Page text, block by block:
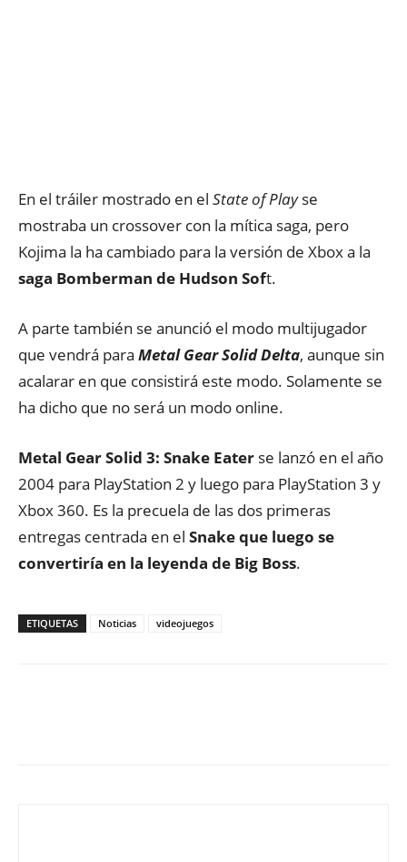
En el tráiler mostrado en el State of Playse
mostraba un crossover con la mítica saga, pero
Kojima la ha cambiado para la versión de Xbox a la
saga Bomberman de Hudson Soft.
A parte también se anunció el modo multijugador
que vendrá para Metal Gear Solid Delta, aunque sin
acalarar en que consistirá este modo. Solamente se
ha dicho que no será un modo online.
Metal Gear Solid 3: Snake Eater se lanzó en el año
2004 para PlayStation 2 y luego para PlayStation 3 y
Xbox 360. Es la precuela de las dos primeras
entregas centrada en el Snake que luego se
convertiría en la leyenda de Big Boss.
ETIQUETAS Noticias videojuegos